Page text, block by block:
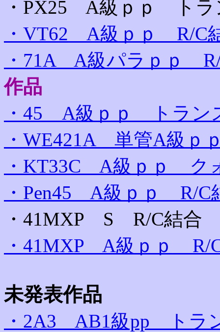
・PX25 A級ｐｐ トラ
・VT62 A級ｐｐ R/C
・71A A級パラｐｐ
作品
・45 A級ｐｐ トラン
・WE421A 単管A級ｐ
・KT33C A級ｐｐ ク
・Pen45 A級ｐｐ R/C
・41MXP S R/C結合
・41MXP A級ｐｐ R/
未発表作品
・2A3 AB1級pp トラ